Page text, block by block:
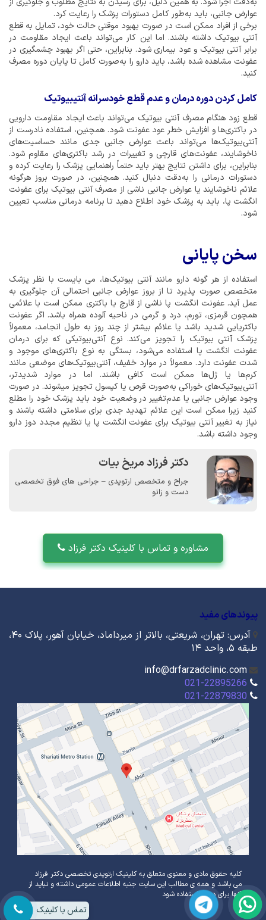
عوارض جانبی، باید به‌طور کامل دستورات پزشک را رعایت کرد.
برخی از افراد ممکن است در صورت بهبود موقتی حالت خود، تمایل به قطع
آنتی بیوتیک داشته باشند. اما این کار می‌تواند باعث ایجاد مقاومت در
برابر آنتی بیوتیک و عود بیماری شود. بنابراین، حتی اگر بهبود چشمگیری در
عفونت مشاهده ‌شده باشد، باید دارو را به‌صورت کامل تا پایان دوره مصرف
کنید.
کامل کردن دوره درمان و عدم قطع خودسرانه آنتیبیوتیک
قطع زود هنگام مصرف آنتی بیوتیک می‌تواند باعث ایجاد مقاومت دارویی
در باکتری‌ها و افزایش خطر عود عفونت ‌شود. همچنین، استفاده نادرست از
آنتی‌بیوتیک‌ها می‌تواند باعث عوارض جانبی جدی مانند حساسیت‌های
ناخوشایند، عفونت‌های قارچی و تغییرات در رشد باکتری‌های مقاوم شود.
بنابراین، برای داشتن نتایج بهتر باید حتماً راهنمایی پزشک را رعایت کرده و
دستورات درمانی را به‌دقت دنبال کنید. همچنین، در صورت بروز هرگونه
علائم ناخوشایند یا عوارض جانبی ناشی از مصرف آنتی بیوتیک برای عفونت
انگشت پا، باید به پزشک خود اطلاع دهید تا برنامه درمانی مناسب تعیین
شود.
سخن پایانی
استفاده از هر گونه دارو مانند آنتی بیوتیک‌ها، می بایست با نظر پزشک
متخصص صورت پذیرد تا از بروز عوارض جانبی احتمالی آن جلوگیری به
عمل آید. عفونت انگشت پا ناشی از قارچ یا باکتری ممکن است با علائمی
همچون قرمزی، تورم، درد و گرمی در ناحیه آلوده همراه باشد. اگر عفونت
باکتریایی شدید باشد یا علائم بیشتر از چند روز به طول انجامد، معمولاً
پزشک آنتی بیوتیک را تجویز می‌کند. نوع آنتی‌بیوتیکی که برای درمان
عفونت انگشت پا استفاده می‌شود، بستگی به نوع باکتری‌های موجود و
شدت عفونت دارد. معمولاً در موارد خفیف، آنتی‌بیوتیک‌های موضعی مانند
کرم‌ها یا ژل‌ها ممکن است کافی باشند. اما در موارد شدیدتر،
آنتی‌بیوتیک‌های خوراکی به‌صورت قرص‌ یا کپسول تجویز میشوند. در صورت
وجود عوارض جانبی یا عدم‌تغییر در وضعیت خود باید پزشک خود را مطلع
کنید زیرا ممکن است این علائم تهدید جدی برای سلامتی داشته باشند و
نیاز به تغییر آنتی بیوتیک برای عفونت انگشت پا یا تنظیم مجدد دوز دارو
وجود داشته باشد.
دکتر فرزاد مریخ بیات
جراح و متخصص ارتوپدی – جراحی های فوق تخصصی
دست و زانو
مشاوره و تماس با کلینیک دکتر فرزاد
پیوندهای مفید
آدرس: تهران، شریعتی، بالاتر از میرداماد، خیابان آهور، پلاک ۴۰،
طبقه ۵، واحد ۱۴
info@drfarzadclinic.com
021-22895266
021-22879830
کلیه حقوق مادی و معنوی متعلق به کلینیک ارتوپدی تخصصی دکتر فرزاد
می باشد و همه ی مطالب این سایت جنبه اطلاعات عمومی داشته و نباید از
آنها برای درمان استفاده شود
تماس با کلینیک